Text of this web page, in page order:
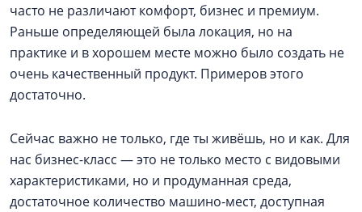
часто не различают комфорт, бизнес и премиум.
Раньше определяющей была локация, но на
практике и в хорошем месте можно было создать не
очень качественный продукт. Примеров этого
достаточно.
Сейчас важно не только, где ты живёшь, но и как. Для
нас бизнес-класс — это не только место с видовыми
характеристиками, но и продуманная среда,
достаточное количество машино-мест, доступная